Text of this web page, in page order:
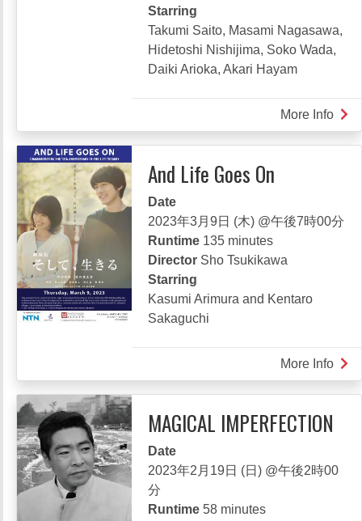
Starring
Takumi Saito, Masami Nagasawa,
Hidetoshi Nishijima, Soko Wada,
Daiki Arioka, Akari Hayam
More Info
ル
And Life Goes On
Date
2023年3月9日 (木) @午後7時00分
Runtime 135 minutes
Director Sho Tsukikawa
Starring
Kasumi Arimura and Kentaro
Sakaguchi
More Info
And
MAGICAL IMPERFECTION
Date
2023年2月19日 (日) @午後2時00
分
Runtime 58 minutes